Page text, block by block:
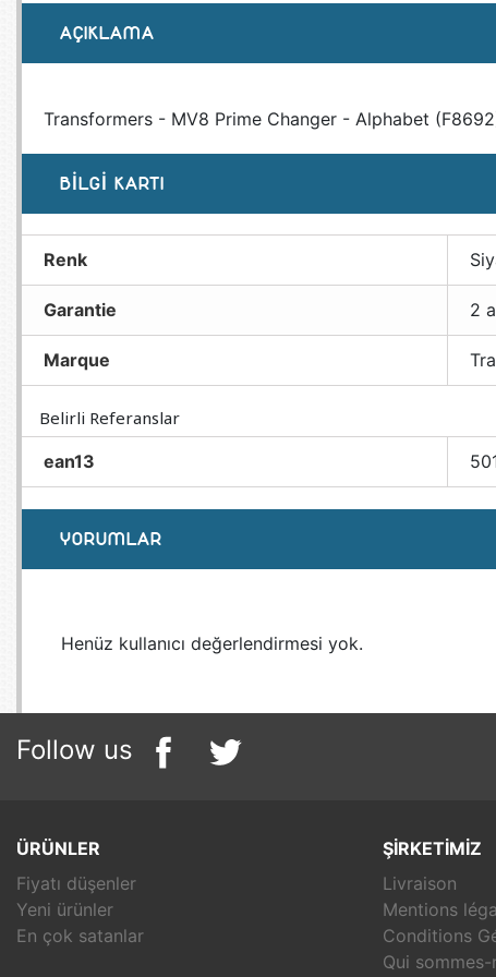
AÇIKLAMA
Transformers - MV8 Prime Changer - Alphabet
BILGI KARTI
Renk
Garantie 2
Marque
Belirli Referanslar
ean13
YORUMLAR
Henüz kullanıcı değerlendirmesi yok.
Follow us
ÜRÜNLER
Fiyatı düşenler
Yeni ürünler
En çok satanlar
ŞIRKETIMIZ
Livraison
Mentions
Conditions
Qui sommes-